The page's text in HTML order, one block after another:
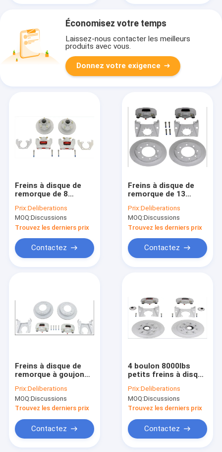
Économisez votre temps
Laissez-nous contacter les meilleurs
produits avec vous.
Donnez votre exigence
Freins à disque de
remorque de 8
Prix:Deliberations
MOQ:Discussions
Trouvez les derniers prix
Contactez
Freins à disque de
remorque de 13
Prix:Deliberations
MOQ:Discussions
Trouvez les derniers prix
Contactez
Freins à disque de
remorque à goujon
Freins à disque
mécaniques
Prix:Deliberations
MOQ:Discussions
Trouvez les derniers prix
Contactez
4 boulon 8000lbs
petits freins à disque
pouces 8*6.5 9/16"
goujon
Prix:Deliberations
MOQ:Discussions
Trouvez les derniers prix
Contactez